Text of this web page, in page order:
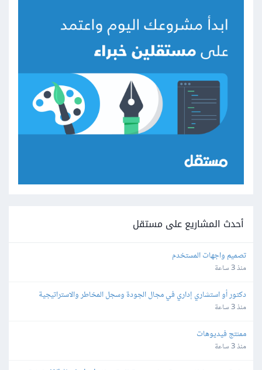
أحدث المشاريع على مستقل
تصميم واجهات المستخدم
منذ 3 ساعة
والمجالات القانونية
منذ 3 ساعة
ممنتج فيديوهات
منذ 3 ساعة